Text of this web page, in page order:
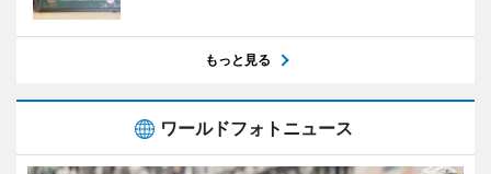
もっと見る
ワールドフォトニュース